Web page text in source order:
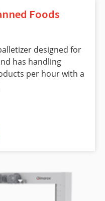
Foods
designed for
has handling
per hour with a